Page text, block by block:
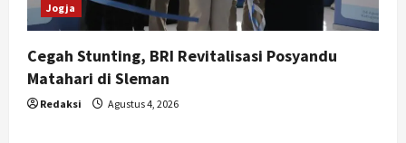
Jogja
Cegah Stunting, BRI Revitalisasi Posyandu
Matahari di Sleman
Redaksi Agustus 4, 2026